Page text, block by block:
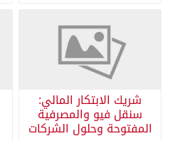
شريك الابتكار المالي:
سنقل فيو والمصرفية
المفتوحة وحلول الشركات